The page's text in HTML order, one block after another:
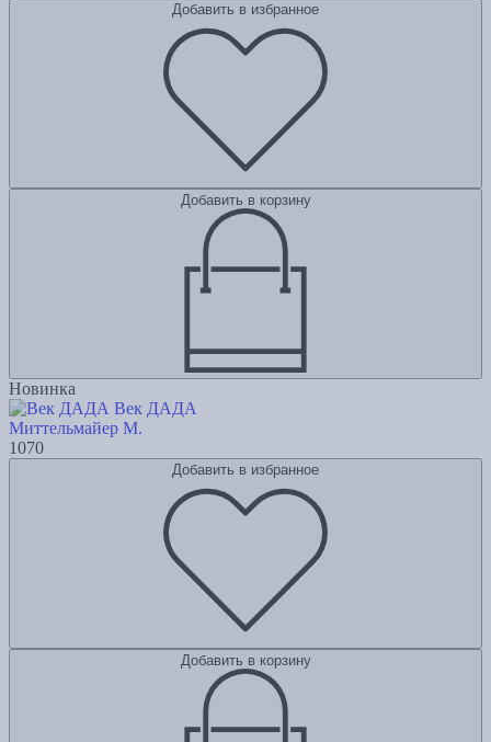
Добавить в избранное
Добавить в корзину
Новинка
Век ДАДА
Миттельмайер М.
1070
Добавить в избранное
Добавить в корзину